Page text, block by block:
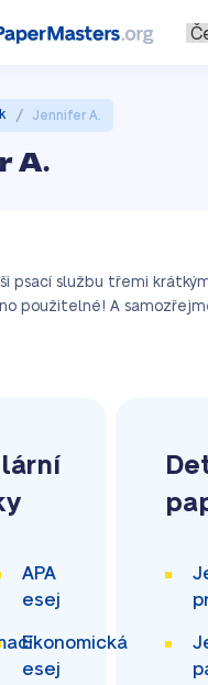
/ Jennifer A.
A.
psací službu třemi
použitelné! A
APA
esej
Ekonomická
esej